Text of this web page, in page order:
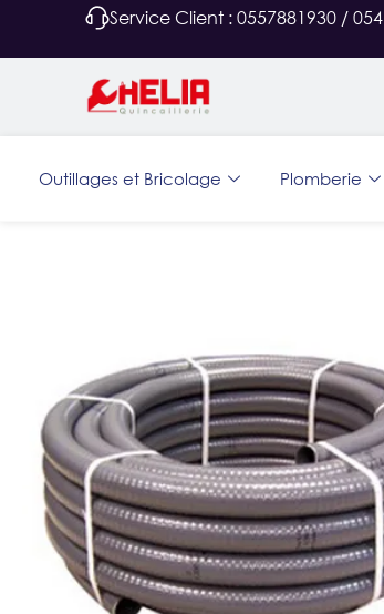
Service Client : 0557881930 /
Outillages et Bricolage Plomberie